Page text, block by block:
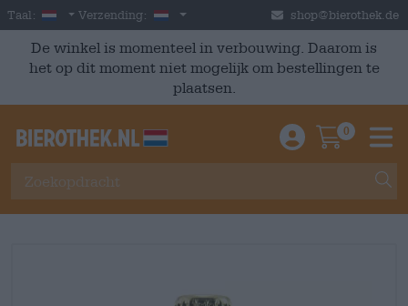
Skip to main content
Taal: Dutch
Verzending: Nederland shop@bierothek.de
De winkel is momenteel in verbouwing. Daarom is
het op dit moment niet mogelijk om bestellingen te
plaatsen.
Einloggen /
0